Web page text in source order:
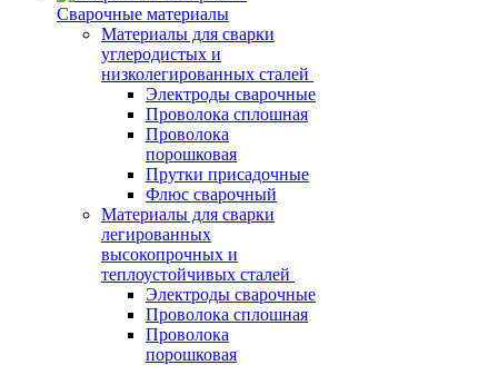
Сварочные материалы
Материалы для сварки
углеродистых и
низколегированных сталей
Электроды сварочные
Проволока сплошная
Проволока
порошковая
Прутки присадочные
Флюс сварочный
Материалы для сварки
легированных
высокопрочных и
теплоустойчивых сталей
Электроды сварочные
Проволока сплошная
Проволока
порошковая